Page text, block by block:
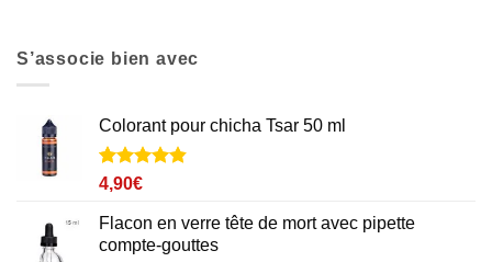
S’associe bien avec
Colorant pour chicha Tsar 50 ml
Noté4.8
sur
9
notations
client
4,90€
Flacon en verre tête de mort avec pipette
compte-gouttes